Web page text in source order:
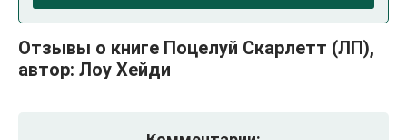
Отзывы о книге Поцелуй Скарлетт (ЛП),
автор: Лоу Хейди